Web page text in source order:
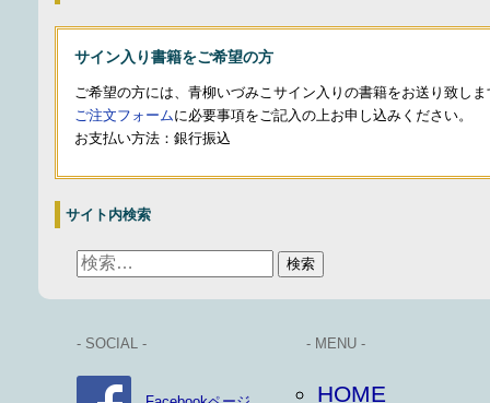
サイン入り書籍をご希望の方
ご希望の方には、青柳いづみこサイン入りの書籍をお送り致しま
ご注文フォームに必要事項をご記入の上お申し込みください。
お支払い方法：銀行振込
サイト内検索
- SOCIAL - - MENU -
HOME